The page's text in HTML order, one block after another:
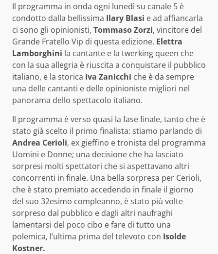
Il programma in onda ogni lunedì su canale 5 è
condotto dalla bellissima Ilary Blasi e ad affiancarla
ci sono gli opinionisti, Tommaso Zorzi, vincitore del
Grande Fratello Vip di questa edizione, Elettra
Lamborghini la cantante e la twerking queen che
con la sua allegria è riuscita a conquistare il pubblico
italiano, e la storica Iva Zanicchi che è da sempre
una delle cantanti e delle opinioniste migliori nel
panorama dello spettacolo italiano.
Il programma è verso quasi la fase finale, tanto che è
stato già scelto il primo finalista: stiamo parlando di
Andrea Cerioli, ex gieffino e tronista del programma
Uomini e Donne; una decisione che ha lasciato
sorpresi molti spettatori che si aspettavano altri
concorrenti in finale. Una bella sorpresa per Cerioli,
che è stato premiato accedendo in finale il giorno
del suo 32esimo compleanno, è stato più volte
sorpreso dal pubblico e dagli altri naufraghi
lamentarsi del poco cibo e fare di tutto una
polemica, l’ultima prima del televoto con Isolde
Kostner.